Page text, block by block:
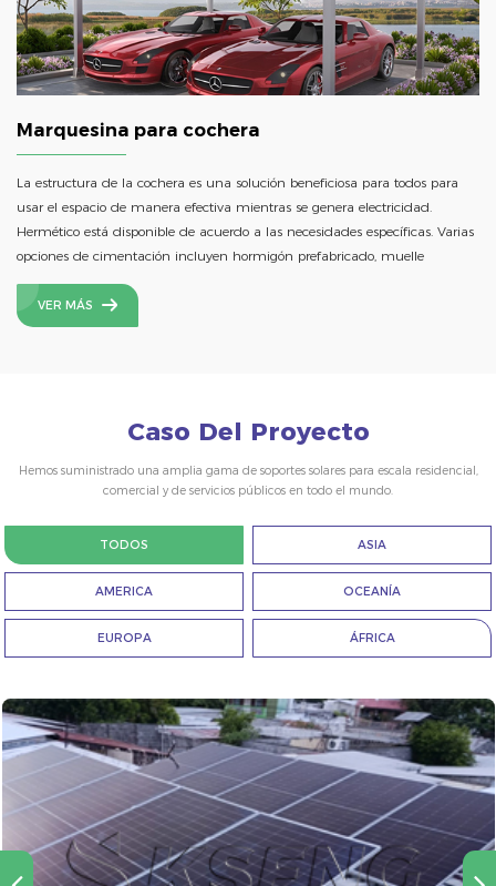
Marquesina para cochera
La estructura de la cochera es una solución beneficiosa para todos para
usar el espacio de manera efectiva mientras se genera electricidad.
Hermético está disponible de acuerdo a las necesidades específicas. Varias
opciones de cimentación incluyen hormigón prefabricado, muelle
VER MÁS
Caso Del Proyecto
Hemos suministrado una amplia gama de soportes solares para escala residencial,
comercial y de servicios públicos en todo el mundo.
TODOS ASIA
AMERICA OCEANÍA
EUROPA ÁFRICA